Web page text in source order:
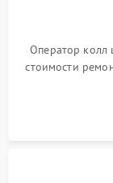
Оператор колл
стоимости